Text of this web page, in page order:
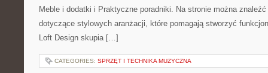
Meble i dodatki i Praktyczne poradniki. Na stronie można
dotyczące stylowych aranżacji, które pomagają stworzyć
Loft Design skupia […]
CATEGORIES: SPRZĘT I TECHNIKA MUZYCZNA